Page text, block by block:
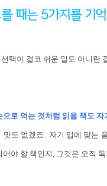
택이 결코 쉬운 일도 아니란
으로 먹는 것처럼 읽을 책도
도 없겠죠. 자기 입에 맞는
어야 할 책인지, 그것은 오직